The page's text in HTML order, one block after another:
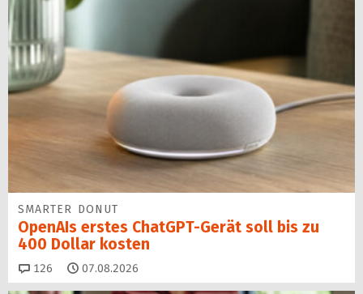
SMARTER DONUT
OpenAIs erstes ChatGPT-Gerät soll bis zu
400 Dollar kosten
126 Kommentare
07.08.2026